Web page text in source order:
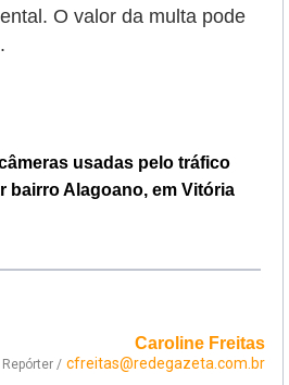
O valor da multa pode
usadas pelo tráfico
bairro Alagoano, em Vitória
Caroline Freitas
Repórter / cfreitas@redegazeta.com.br